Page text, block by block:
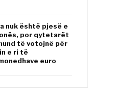
nuk është pjesë e
por qytetarët
të votojnë për
e ri të
euro